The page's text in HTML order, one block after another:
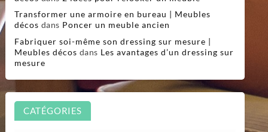
Transformer une armoire en bureau | Meubles
décos dans Poncer un meuble ancien
Fabriquer soi-même son dressing sur mesure |
Meubles décos dans Les avantages d’un dressing sur
mesure
CATÉGORIES